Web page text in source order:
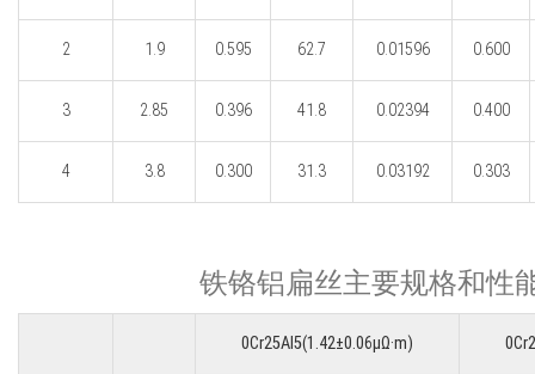
2 1.9 0.595 62.7 0.01596 0.600
3 2.85 0.396 41.8 0.02394 0.400
4 3.8 0.300 31.3 0.03192 0.303
铁铬铝扁丝主要规格和性
0Cr25Al5(1.42±0.06μΩ·m)